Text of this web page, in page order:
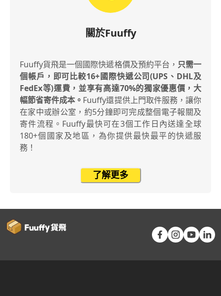
關於Fuuffy
Fuuffy貨飛是一個國際快遞格價及預約平台， 只需一
個帳戶，即可比較16+國際快遞公司(UPS、DHL及
FedEx等)運費，並享有高達70%的獨家優惠價，大
幅節省寄件成本。 Fuuffy還提供上門取件服務，讓你
在家中或辦公室，約5分鐘即可完成整個電子報關及
寄件流程。Fuuffy最快可在3個工作日內送達全球
180+個國家及地區，為你提供最快最平的快遞服
務！
了解更多